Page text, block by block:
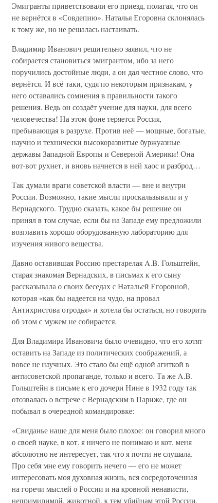
Эмигранты приветствовали его приезд, полагая, что он
не вернётся в «Совдепию». Наталья Егоровна склонялась
к тому же, но не решалась настаивать.
Владимир Иванович решительно заявил, что не
собирается становиться эмигрантом, ибо за него
поручились достойные люди, а он дал честное слово, что
вернётся. И всё-таки, судя по некоторым признакам, у
него оставались сомнения в правильности такого
решения. Ведь он создаёт учение для науки, для всего
человечества! На этом фоне теряется Россия,
пребывающая в разрухе. Против неё — мощные, богатые,
научно и технически высокоразвитые буржуазные
державы Западной Европы и Северной Америки! Она
вот-вот рухнет, и вновь начнется в ней хаос и разброд…
Так думали враги советской власти — вне и внутри
России. Возможно, такие мысли проскальзывали и у
Вернадского. Трудно сказать, какое бы решение он
принял в том случае, если бы на Западе ему предложили
возглавить хорошо оборудованную лабораторию для
изучения живого вещества.
Давно оставившая Россию престарелая A.B. Гольштейн,
старая знакомая Вернадских, в письмах к его сыну
рассказывала о своих беседах с Натальей Егоровной,
которая «как бы надеется на чудо, на провал
Антихристова отродья» и хотела бы остаться, но говорить
об этом с мужем не собирается.
Для Владимира Ивановича было очевидно, что его хотят
оставить на Западе из политических соображений, а
вовсе не научных. Это стало бы ещё одной агиткой в
антисоветской пропаганде, только и всего. Та же A.B.
Гольштейн в письме к его дочери Нине в 1932 году так
отозвалась о встрече с Вернадским в Париже, где он
побывал в очередной командировке:
«Свиданье наше для меня было плохое: он говорил много
о своей науке, в кот. я ничего не понимаю и кот. меня
абсолютно не интересует, так что я почти не слушала.
Про себя мне ему говорить нечего — его не может
интересовать моя духовная жизнь, вся сосредоточенная
на горечи мыслей о России и на кровной ненависти,
непримиримой, животной, к тем убийцам этой России,